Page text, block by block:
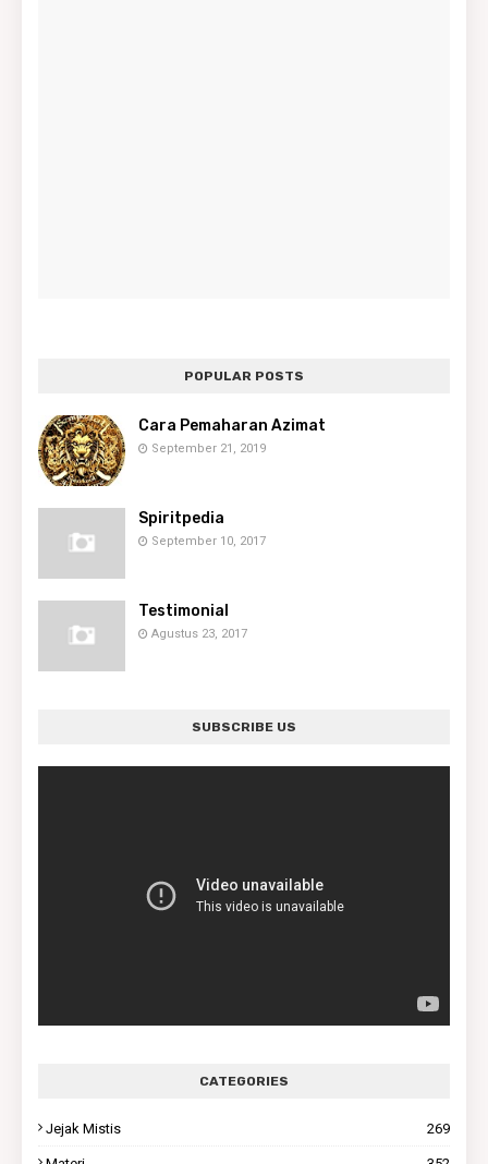
POPULAR POSTS
Cara Pemaharan Azimat
September 21, 2019
Spiritpedia
September 10, 2017
Testimonial
Agustus 23, 2017
SUBSCRIBE US
CATEGORIES
Jejak Mistis 269